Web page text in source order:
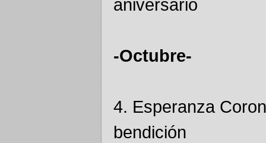
aniversario
-Octubre-
4. Esperanza
bendición